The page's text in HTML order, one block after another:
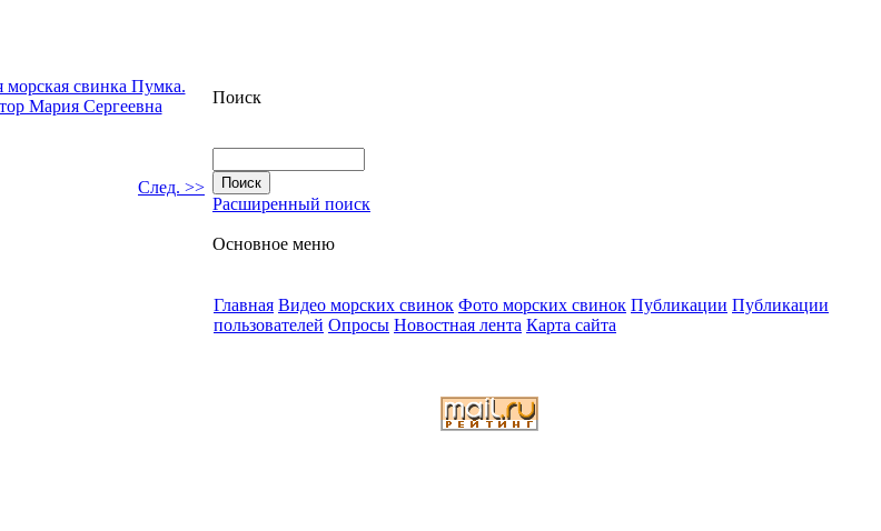
След. >>
Поиск
Расширенный поиск
Основное меню
Главная Видео морских свинок Фото морских свинок Публикации Публикации
пользователей Опросы Новостная лента Карта сайта